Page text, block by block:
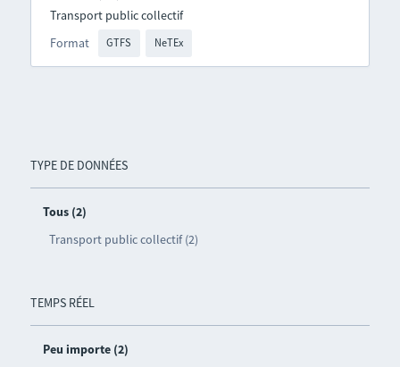
TYPE DE DONNÉES
Tous (2)
Transport public collectif (2)
TEMPS RÉEL
Peu importe (2)
Format GTFS NeTEx
Transport public collectif